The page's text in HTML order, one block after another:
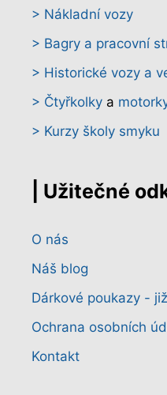
> Nákladní vozy
> Bagry a pracovní
> Historické vozy a
> Čtyřkolky a
> Kurzy školy smyku
| Užitečné
O nás
Náš blog
Dárkové poukazy -
Ochrana osobních
Kontakt